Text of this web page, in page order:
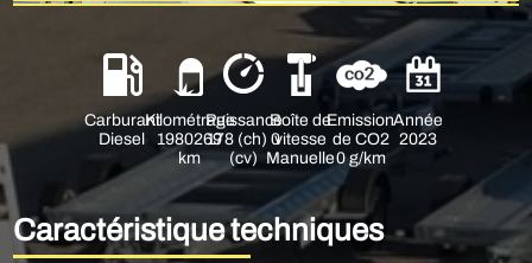
Carburant
Diesel
Kilométrage
1980269
km
Puissance
178 (ch) 0
(cv)
Boîte de
vitesse
Manuelle
Emission
de CO2
0 g/km
Année
2023
Caractéristique techniques